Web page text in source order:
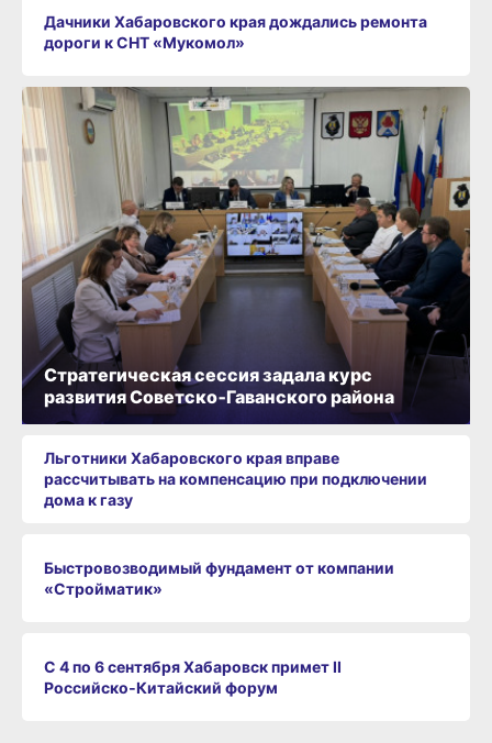
Дачники Хабаровского края дождались ремонта
дороги к СНТ «Мукомол»
Льготники Хабаровского края вправе
рассчитывать на компенсацию при подключении
дома к газу
Быстровозводимый фундамент от компании
«Стройматик»
С 4 по 6 сентября Хабаровск примет II
Российско‑Китайский форум
Стратегическая сессия задала курс
развития Советско‑Гаванского района